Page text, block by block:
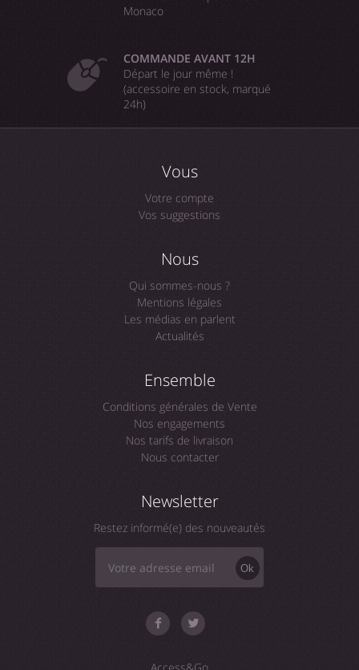
Monaco
COMMANDE AVANT 12H
Départ le jour même !
(accessoire en stock, marqué
24h)
Vous
Votre compte
Vos suggestions
Nous
Qui sommes-nous ?
Mentions légales
Les médias en parlent
Actualités
Ensemble
Conditions générales de Vente
Nos engagements
Nos tarifs de livraison
Nous contacter
Newsletter
Restez informé(e) des nouveautés
Ok